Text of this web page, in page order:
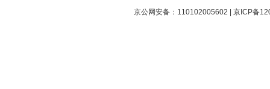
京公网安备：110102005602 | 京ICP备